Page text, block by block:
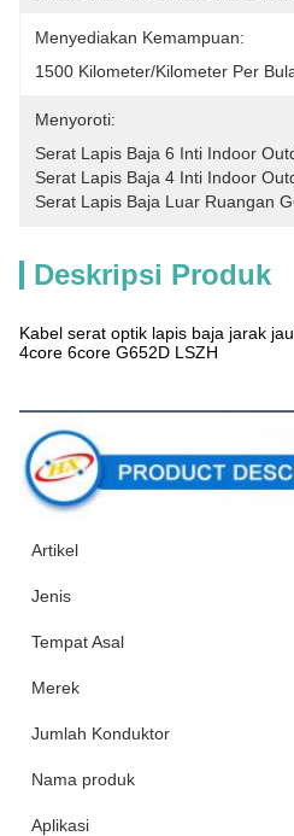
Menyediakan Kemampuan:
1500 Kilometer/Kilometer Per
Menyoroti:
Serat Lapis Baja 6 Inti Indoor
Serat Lapis Baja 4 Inti Indoor
Serat Lapis Baja Luar Ruangan
Deskripsi Produk
Kabel serat optik lapis baja jarak
4core 6core G652D LSZH
Artikel
Jenis
Tempat Asal
Merek
Jumlah Konduktor
Nama produk
Aplikasi